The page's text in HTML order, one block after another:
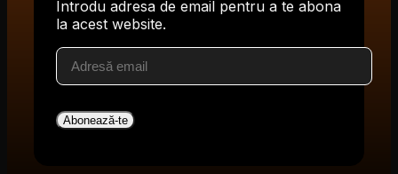
Introdu adresa de email pentru a te abona
la acest website.
Adresă
email
Abonează-te